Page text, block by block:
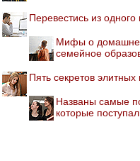
Перевестись из
Мифы о
семейное
Пять секретов
Названы самые
которые